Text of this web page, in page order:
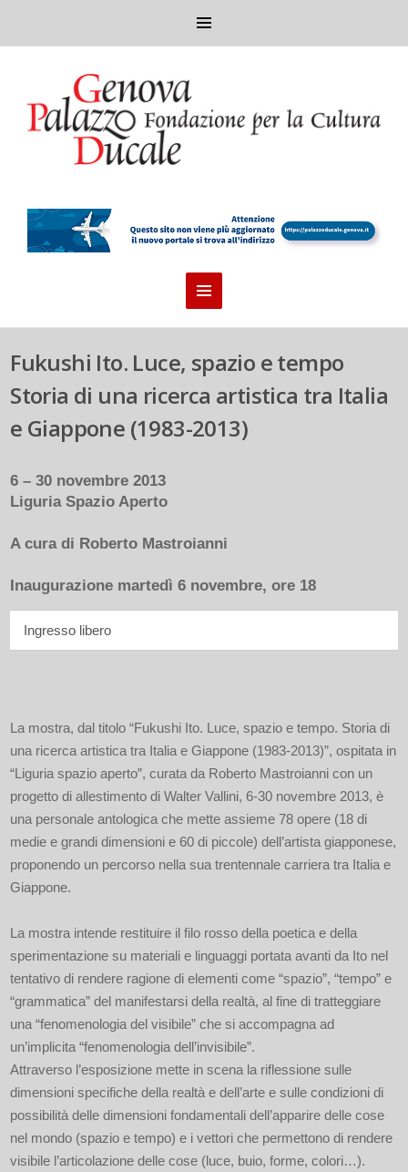
Fukushi Ito. Luce, spazio e tempo
Storia di una ricerca artistica tra Italia
e Giappone (1983-2013)
6 – 30 novembre 2013
Liguria Spazio Aperto
A cura di Roberto Mastroianni
Inaugurazione martedì 6 novembre, ore 18
Ingresso libero
La mostra, dal titolo “Fukushi Ito. Luce, spazio e tempo. Storia di
una ricerca artistica tra Italia e Giappone (1983-2013)”, ospitata in
“Liguria spazio aperto”, curata da Roberto Mastroianni con un
progetto di allestimento di Walter Vallini, 6-30 novembre 2013, è
una personale antologica che mette assieme 78 opere (18 di
medie e grandi dimensioni e 60 di piccole) dell’artista giapponese,
proponendo un percorso nella sua trentennale carriera tra Italia e
Giappone.
La mostra intende restituire il filo rosso della poetica e della
sperimentazione su materiali e linguaggi portata avanti da Ito nel
tentativo di rendere ragione di elementi come “spazio”, “tempo” e
“grammatica” del manifestarsi della realtà, al fine di tratteggiare
una “fenomenologia del visibile” che si accompagna ad
un’implicita “fenomenologia dell’invisibile”.
Attraverso l’esposizione mette in scena la riflessione sulle
dimensioni specifiche della realtà e dell’arte e sulle condizioni di
possibilità delle dimensioni fondamentali dell’apparire delle cose
nel mondo (spazio e tempo) e i vettori che permettono di rendere
visibile l’articolazione delle cose (luce, buio, forme, colori…).